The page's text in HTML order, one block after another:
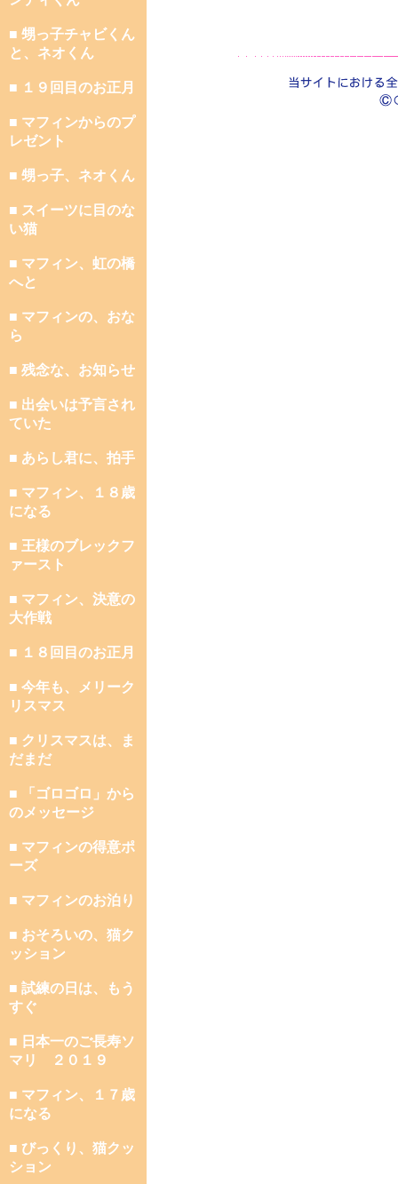
■ 甥っ子チャビくん
と、ネオくん
■ １９回目のお正月
■ マフィンからのプ
レゼント
■ 甥っ子、ネオくん
■ スイーツに目のな
い猫
■ マフィン、虹の橋
へと
■ マフィンの、おな
ら
■ 残念な、お知らせ
■ 出会いは予言され
ていた
■ あらし君に、拍手
■ マフィン、１８歳
になる
■ 王様のブレックフ
ァースト
■ マフィン、決意の
大作戦
■ １８回目のお正月
■ 今年も、メリーク
リスマス
■ クリスマスは、ま
だまだ
■ 「ゴロゴロ」から
のメッセージ
■ マフィンの得意ポ
ーズ
■ マフィンのお泊り
■ おそろいの、猫ク
ッション
■ 試練の日は、もう
すぐ
■ 日本一のご長寿ソ
マリ ２０１９
■ マフィン、１７歳
になる
■ びっくり、猫クッ
ション